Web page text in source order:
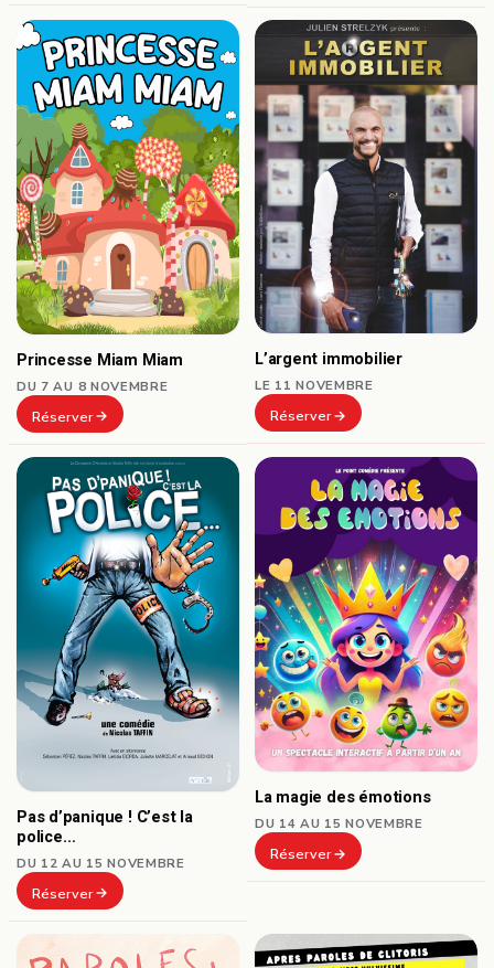
Princesse Miam Miam
DU 7 AU 8 NOVEMBRE
Réserver
L’argent immobilier
LE 11 NOVEMBRE
Réserver
Pas d’panique ! C’est la
police…
DU 12 AU 15 NOVEMBRE
Réserver
La magie des émotions
DU 14 AU 15 NOVEMBRE
Réserver